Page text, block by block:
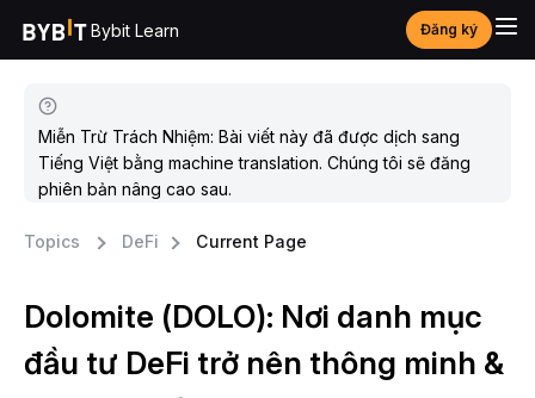
Bybit Learn Đăng ký
Miễn Trừ Trách Nhiệm: Bài viết này đã được dịch sang
Tiếng Việt bằng machine translation. Chúng tôi sẽ đăng
phiên bản nâng cao sau.
Topics DeFi Current Page
Dolomite (DOLO): Nơi danh mục
đầu tư DeFi trở nên thông minh &